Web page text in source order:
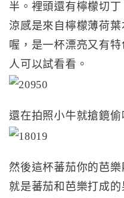
半。裡頭還有檸檬切
涼感是來自檸檬薄荷
喔，是一杯漂亮又有
人可以試看看。
還在拍照小牛就搶鏡偷
然後這杯蕃茄你的芭
就是蕃茄和芭樂打成